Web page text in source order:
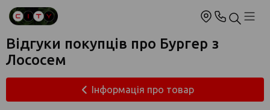
Відгуки покупців про Бургер з
Лососем
Інформація про товар